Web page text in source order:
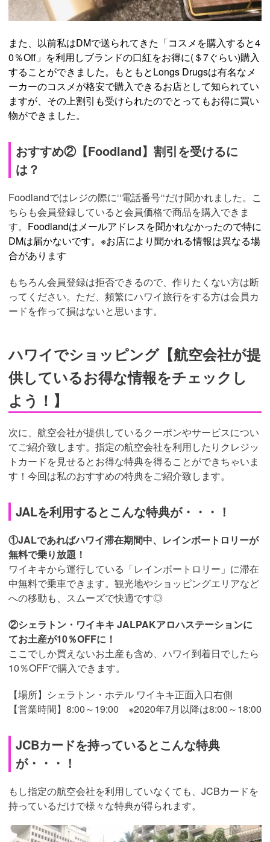
また、以前私はDMで送られてきた「コスメを購入すると4
0％Off」を利用しブランドの口紅をお得に(＄7ぐらい)購入
することができました。もともとLongs Drugsは有名なメ
ーカーのコスメが格安で購入できるお店として知られてい
ますが、その上割引も受けられたのでとってもお得に買い
物ができました。
おすすめ②【Foodland】割引を受けるに
は？
Foodlandではレジの際に‘‘電話番号‘‘だけ聞かれました。こ
ちらも会員登録していると会員価格で商品を購入できま
す。 Foodlandはメールアドレスを聞かれなかったので特に
DMは届かないです。※お店により聞かれる情報は異なる場
合があります
もちろん会員登録は拒否できるので、作りたくない方は断
ってください。ただ、頻繁にハワイ旅行をする方は会員カ
ードを作って損はないと思います。
ハワイでショッピング【航空会社が提
供しているお得な情報をチェックし
よう！】
次に、航空会社が提供しているクーポンやサービスについ
てご紹介致します。指定の航空会社を利用したりクレジッ
トカードを見せるとお得な特典を得ることができちゃいま
す！今回は私のおすすめの特典をご紹介致します。
JALを利用するとこんな特典が・・・！
①JALであればハワイ滞在期間中、レインボートロリーが
無料で乗り放題！
ワイキキから運行している「レインボートロリー」に滞在
中無料で乗車できます。観光地やショッピングエリアなど
への移動も、スムーズで快適です◎
②シェラトン・ワイキキ JALPAKアロハステーションに
てお土産が10％OFFに！
ここでしか買えないお土産も含め、ハワイ到着日でしたら
10％OFFで購入できます。
【場所】シェラトン・ホテル ワイキキ正面入口右側
【営業時間】8:00～19:00 ※2020年7月以降は8:00～18:00
JCBカードを持っているとこんな特典
が・・・！
もし指定の航空会社を利用していなくても、JCBカードを
持っているだけで様々な特典が得られます。